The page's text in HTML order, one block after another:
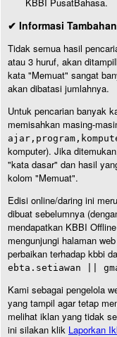
✔ Informasi Tambahan
Tidak semua hasil
atau 3 huruf, akan
kata "Memuat" sangat
akan dibatasi jumlahnya.
Untuk pencarian banyak
memisahkan masing-
komputer). Jika
"kata dasar" dan hasil
kolom "Memuat".
Edisi online/daring ini
dibuat sebelumnya
mendapatkan KBBI
mengunjungi halaman
perbaikan terhadap kbbi
ebta.setiawan ||
Kami sebagai pengelola
yang tampil agar tetap
melihat iklan yang tidak
ini silakan klik Laporkan